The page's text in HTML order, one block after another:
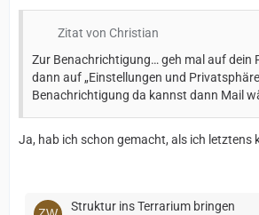
Zitat von Christian
Zur Benachrichtigung… geh mal auf dein
dann auf „Einstellungen und
Benachrichtigung da kannst dann Mail
Ja, hab ich schon gemacht, als ich letztens
Struktur ins Terrarium bringen